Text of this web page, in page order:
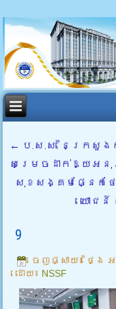
← ប.ស.ស. នៃក្រសួង
សម្រេចដាក់ឱ្យអ
សុខសង្គមផ្នែកថ
យោជន៍
9
ចេញផ្សាយ៖ ថ្ងៃ
ដោយ៖ NSSF